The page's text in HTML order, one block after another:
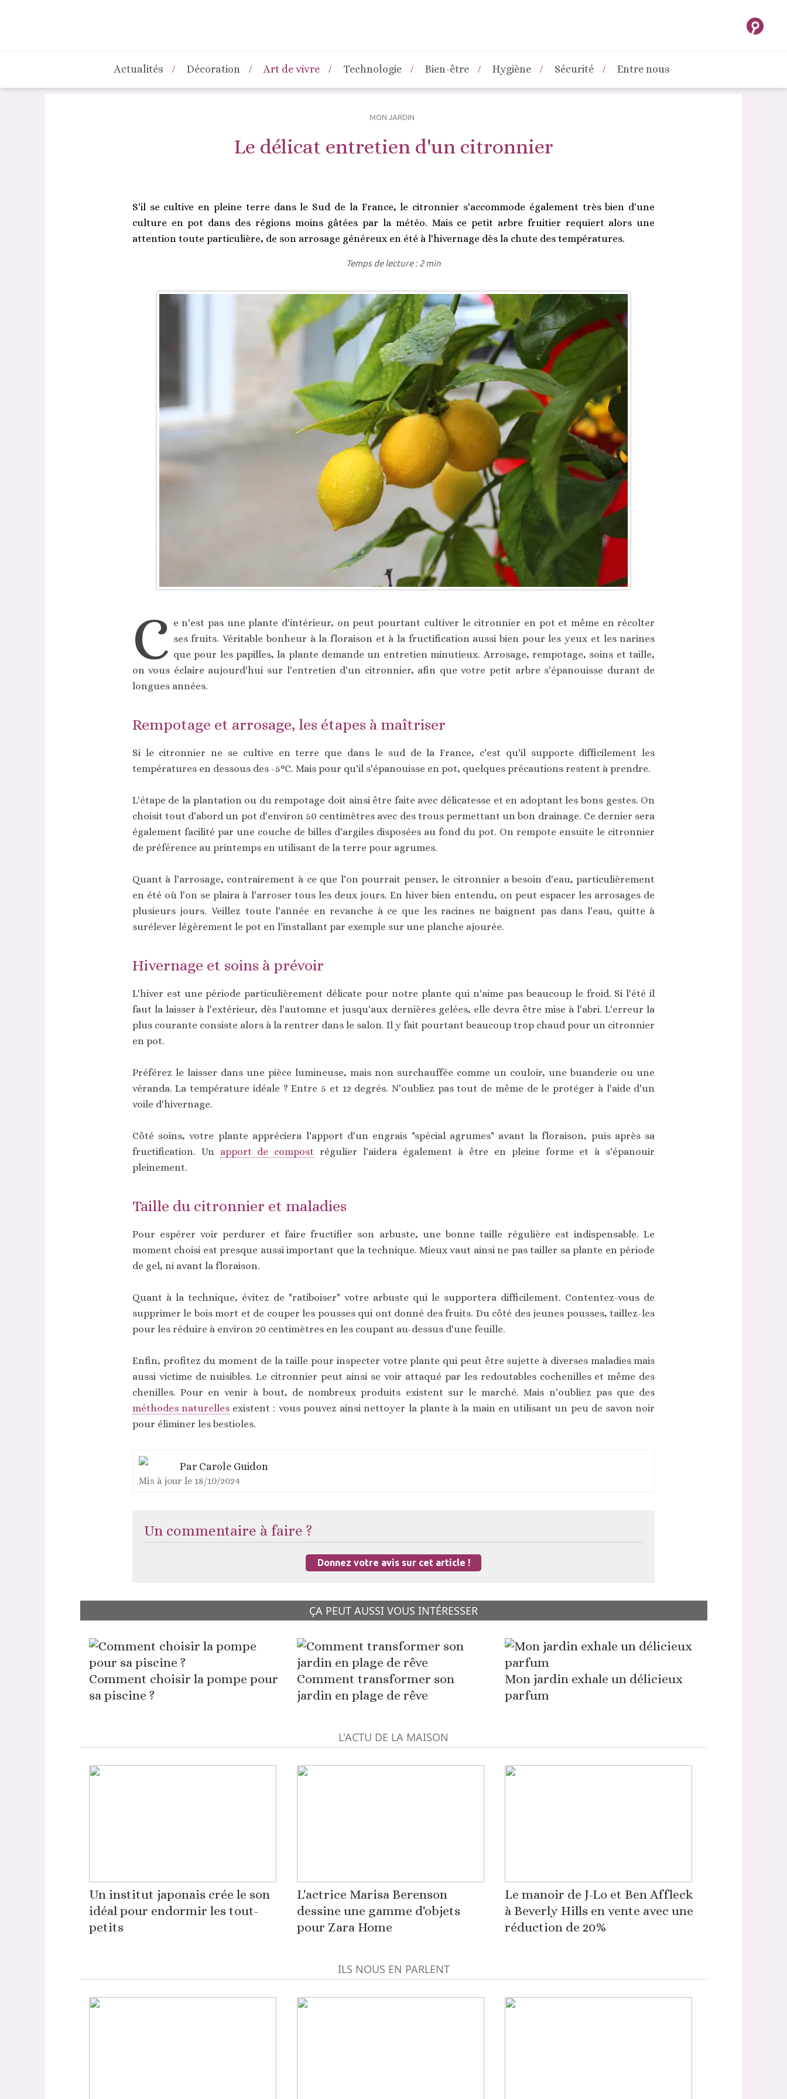
Actualités Décoration Art de vivre Technologie Bien-être Hygiène Sécurité Entre nous
MON JARDIN
Le délicat entretien d'un citronnier
S'il se cultive en pleine terre dans le Sud de la France, le citronnier s'accommode également très bien d'une
culture en pot dans des régions moins gâtées par la météo. Mais ce petit arbre fruitier requiert alors une
attention toute particulière, de son arrosage généreux en été à l'hivernage dès la chute des températures.
Temps de lecture : 2 min
C e n'est pas une plante d'intérieur, on peut pourtant cultiver le citronnier en pot et même en récolter
ses fruits. Véritable bonheur à la floraison et à la fructification aussi bien pour les yeux et les narines
que pour les papilles, la plante demande un entretien minutieux. Arrosage, rempotage, soins et taille,
on vous éclaire aujourd'hui sur l'entretien d'un citronnier, afin que votre petit arbre s'épanouisse durant de
longues années.
Rempotage et arrosage, les étapes à maîtriser
Si le citronnier ne se cultive en terre que dans le sud de la France, c'est qu'il supporte difficilement les
températures en dessous des -5°C. Mais pour qu'il s'épanouisse en pot, quelques précautions restent à prendre.
L'étape de la plantation ou du rempotage doit ainsi être faite avec délicatesse et en adoptant les bons gestes. On
choisit tout d'abord un pot d'environ 50 centimètres avec des trous permettant un bon drainage. Ce dernier sera
également facilité par une couche de billes d'argiles disposées au fond du pot. On rempote ensuite le citronnier
de préférence au printemps en utilisant de la terre pour agrumes.
Quant à l'arrosage, contrairement à ce que l'on pourrait penser, le citronnier a besoin d'eau, particulièrement
en été où l'on se plaira à l'arroser tous les deux jours. En hiver bien entendu, on peut espacer les arrosages de
plusieurs jours. Veillez toute l'année en revanche à ce que les racines ne baignent pas dans l'eau, quitte à
surélever légèrement le pot en l'installant par exemple sur une planche ajourée.
Hivernage et soins à prévoir
L'hiver est une période particulièrement délicate pour notre plante qui n'aime pas beaucoup le froid. Si l'été il
faut la laisser à l'extérieur, dès l'automne et jusqu'aux dernières gelées, elle devra être mise à l'abri. L'erreur la
plus courante consiste alors à la rentrer dans le salon. Il y fait pourtant beaucoup trop chaud pour un citronnier
en pot.
Préférez le laisser dans une pièce lumineuse, mais non surchauffée comme un couloir, une buanderie ou une
véranda. La température idéale ? Entre 5 et 12 degrés. N'oubliez pas tout de même de le protéger à l'aide d'un
voile d'hivernage.
Côté soins, votre plante appréciera l'apport d'un engrais "spécial agrumes" avant la floraison, puis après sa
fructification. Un apport de compost régulier l'aidera également à être en pleine forme et à s'épanouir
pleinement.
Taille du citronnier et maladies
Pour espérer voir perdurer et faire fructifier son arbuste, une bonne taille régulière est indispensable. Le
moment choisi est presque aussi important que la technique. Mieux vaut ainsi ne pas tailler sa plante en période
de gel, ni avant la floraison.
Quant à la technique, évitez de "ratiboiser" votre arbuste qui le supportera difficilement. Contentez-vous de
supprimer le bois mort et de couper les pousses qui ont donné des fruits. Du côté des jeunes pousses, taillez-les
pour les réduire à environ 20 centimètres en les coupant au-dessus d'une feuille.
Enfin, profitez du moment de la taille pour inspecter votre plante qui peut être sujette à diverses maladies mais
aussi victime de nuisibles. Le citronnier peut ainsi se voir attaqué par les redoutables cochenilles et même des
chenilles. Pour en venir à bout, de nombreux produits existent sur le marché. Mais n'oubliez pas que des
méthodes naturelles existent : vous pouvez ainsi nettoyer la plante à la main en utilisant un peu de savon noir
pour éliminer les bestioles.
Par Carole Guidon
Mis à jour le 18/10/2024
Un commentaire à faire ?
Donnez votre avis sur cet article !
ÇA PEUT AUSSI VOUS INTÉRESSER
Comment choisir la pompe pour
sa piscine ?
Comment transformer son
jardin en plage de rêve
Mon jardin exhale un délicieux
parfum
L'ACTU DE LA MAISON
Un institut japonais crée le son
idéal pour endormir les tout-
petits
L'actrice Marisa Berenson
dessine une gamme d'objets
pour Zara Home
Le manoir de J-Lo et Ben Affleck
à Beverly Hills en vente avec une
réduction de 20%
ILS NOUS EN PARLENT